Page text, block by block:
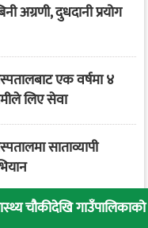
स्वास्थ्य
अग्रणी, दुधदानी प्रयोग
एक वर्षमा ४
लिए सेवा
साताव्यापी